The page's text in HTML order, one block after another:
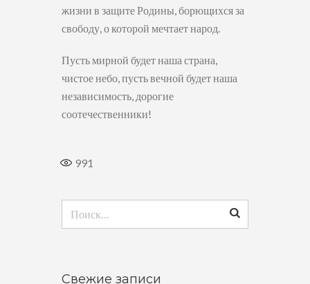
жизни в защите Родины, борющихся за
свободу, о которой мечтает народ.
Пусть мирной будет наша страна,
чистое небо, пусть вечной будет наша
независимость, дорогие
соотечественники!
991
Свежие записи